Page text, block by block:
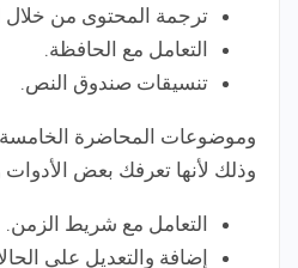
ترجمة المحتوى من خلال
التعامل مع الحافظة.
تنسيقات صندوق النص.
وموضوعات المحاضرة
وذلك لأنها تعرفك بعض الأدوات
التعامل مع شريط الزمن.
إضافة والتعديل على